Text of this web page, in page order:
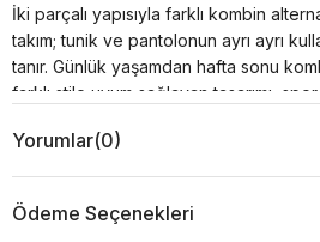
İki parçalı yapısıyla farklı kombin
takım; tunik ve pantolonun ayrı ayrı
tanır. Günlük yaşamdan hafta sonu
farklı stile uyum sağlayan tasarımı,
Ürün Özellikleri
Kumaş : %30 Viskon %20 Pamuk
Kol : 46 cm
Yaka Tipi : Kapşonlu
Yorumlar(0)
Ödeme Seçenekleri